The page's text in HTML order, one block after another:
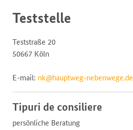
Teststelle
Teststraße 20
50667 Köln
E-mail: nk@hauptweg-nebenwege.de
Tipuri de consiliere
persönliche Beratung